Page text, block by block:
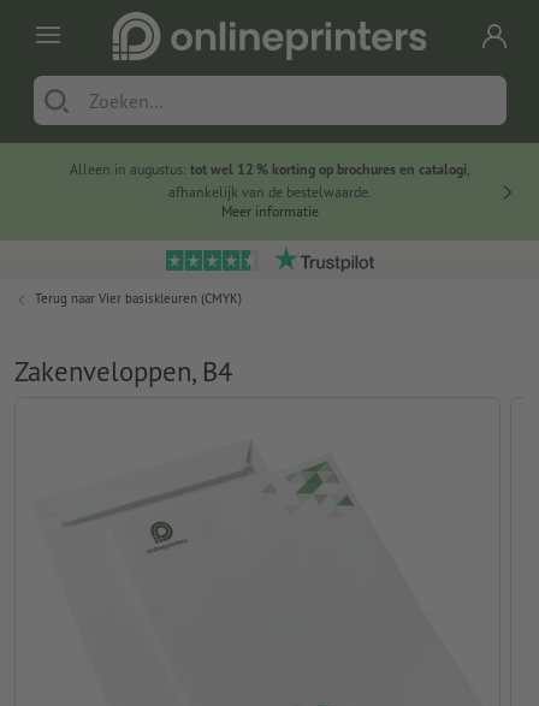
Alleen in augustus: tot wel 12 % korting op brochures en catalogi,
afhankelijk van de bestelwaarde.
Meer informatie
Terug naar Vier basiskleuren (CMYK)
Zakenveloppen, B4